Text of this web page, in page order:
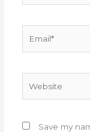
Save my